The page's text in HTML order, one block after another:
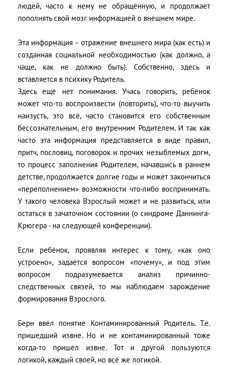
людей, часто к нему не обращённую, и продолжает
пополнять свой мозг информацией о внешнем мире.
Эта информация – отражение внешнего мира (как есть) и
созданная социальной необходимостью (как должно, а
чаще, как не должно быть). Собственно, здесь и
вставляется в психику Родитель.
Здесь ещё нет понимания. Учась говорить, ребёнок
может что-то воспроизвести (повторить), что-то выучить
наизусть, это всё, часто становится его собственным
бессознательным, его внутренним Родителем. И так как
часто эта информация представляется в виде правил,
притч, пословиц, поговорок и прочих незыблемых догм,
то процесс заполнения Родителем, начавшись в раннем
детстве, продолжается долгие годы и может закончиться
«переполнением» возможности что-либо воспринимать.
У такого человека Взрослый может и не развиться, или
остаться в зачаточном состоянии (о синдроме Даннинга-
Крюгера - на следующей конференции).
Если ребёнок, проявляя интерес к тому, «как оно
устроено», задаётся вопросом «почему», и под этим
вопросом подразумевается анализ причинно-
следственных связей, то мы наблюдаем зарождение
формирования Взрослого.
Берн ввёл понятие Контаминированный Родитель. Т.е.
пришедший извне. Но и не контаминированный тоже
когда-то пришёл извне. Тот и другой пользуются
логикой, каждый своей, но всё же логикой.